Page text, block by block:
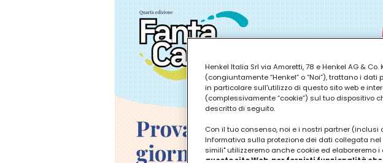
Henkel Italia Srl via Amoretti, 78 e Henkel AG &
(congiuntamente “Henkel” o “Noi”), trattano i
in particolare sull'utilizzo di questo sito web e
(complessivamente “cookie”) sul tuo dispositivo
descritto di seguito.
Con il tuo consenso, noi e i nostri partner
Informativa sulla protezione dei dati collegata nel
simili" utilizzeremo anche cookie ed elaboreremo
questo sito Web, per fornirti funzionalità